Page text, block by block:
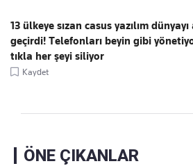
13 ülkeye sızan casus yazılım
geçirdi! Telefonları beyin gibi
tıkla her şeyi siliyor
Kaydet
ÖNE ÇIKANLAR